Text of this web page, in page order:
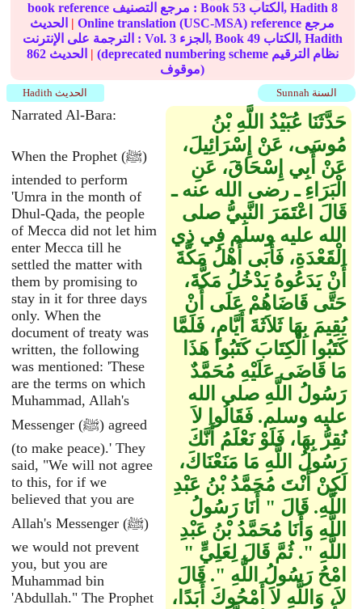
book reference مرجع التصنيف : Book 53 الكتاب, Hadith 8
| Online translation (USC-MSA) reference مرجع
الترجمة على الإنترنت : Vol. 3 الجزء, Book 49
الكتاب, Hadith
862
| (deprecated numbering scheme نظام الترقيم
موقوف)
Sunnah السنة Hadith الحديث
Narrated Al-Bara:
When the Prophet (ﷺ)
intended to perform
'Umra in the month of
Dhul-Qada, the people
of Mecca did not let him
enter Mecca till he
settled the matter with
them by promising to
stay in it for three days
only. When the
document of treaty was
written, the following
was mentioned: 'These
are the terms on which
Muhammad, Allah's
Messenger (ﷺ) agreed
(to make peace).' They
said, "We will not agree
to this, for if we
believed that you are
Allah's Messenger (ﷺ)
we would not prevent
you, but you are
Muhammad bin
'Abdullah." The Prophet
حَدَّثَنَا عُبَيْدُ اللَّهِ بْنُ
مُوسَى، عَنْ إِسْرَائِيلَ،
عَنْ أَبِي إِسْحَاقَ، عَنِ
الْبَرَاءِ ـ رضى الله عنه ـ
قَالَ اعْتَمَرَ النَّبِيُّ صلى
الله عليه وسلم فِي ذِي
الْقَعْدَةِ، فَأَبَى أَهْلُ مَكَّةَ
أَنْ يَدَعُوهُ يَدْخُلُ مَكَّةَ،
حَتَّى قَاضَاهُمْ عَلَى أَنْ
يُقِيمَ بِهَا ثَلاَثَةَ أَيَّامٍ، فَلَمَّا
كَتَبُوا الْكِتَابَ كَتَبُوا هَذَا
مَا قَاضَى عَلَيْهِ مُحَمَّدٌ
رَسُولُ اللَّهِ صلى الله
عليه وسلم‏.‏ فَقَالُوا لاَ
نُقِرُّ بِهَا، فَلَوْ نَعْلَمُ أَنَّكَ
رَسُولُ اللَّهِ مَا مَنَعْنَاكَ،
لَكِنْ أَنْتَ مُحَمَّدُ بْنُ عَبْدِ
اللَّهِ‏.‏ قَالَ ‏"‏ أَنَا رَسُولُ
اللَّهِ وَأَنَا مُحَمَّدُ بْنُ عَبْدِ
اللَّهِ ‏"‏‏.‏ ثُمَّ قَالَ لِعَلِيٍّ ‏"‏
امْحُ رَسُولُ اللَّهِ ‏"‏‏.‏ قَالَ
لاَ، وَاللَّهِ لاَ أَمْحُوكَ أَبَدًا،